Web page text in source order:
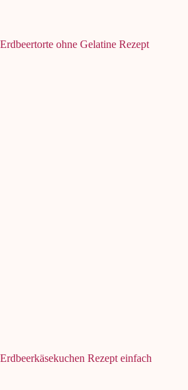
Erdbeertorte ohne Gelatine Rezept
Erdbeerkäsekuchen Rezept einfach